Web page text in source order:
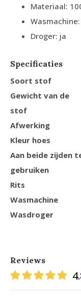
Materiaal:
Wasmachine:
Droger: ja
Specificaties
Soort stof
Gewicht van de
stof
Afwerking
Kleur hoes
Aan beide zijden
gebruiken
Rits
Wasmachine
Wasdroger
Reviews